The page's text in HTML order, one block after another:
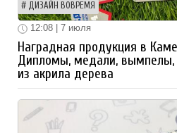
ДИЗАЙН ВОВРЕМЯ
12:08 | 7 июля
Наградная продукция в
Дипломы, медали,
из акрила дерева